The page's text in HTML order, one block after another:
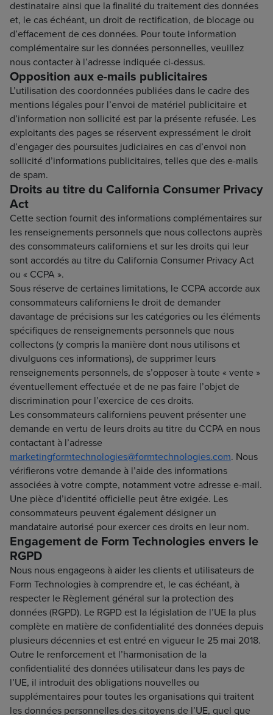
destinataire ainsi que la finalité du traitement des données
et, le cas échéant, un droit de rectification, de blocage ou
d’effacement de ces données. Pour toute information
complémentaire sur les données personnelles, veuillez
nous contacter à l’adresse indiquée ci-dessus.
Opposition aux e-mails publicitaires
L’utilisation des coordonnées publiées dans le cadre des
mentions légales pour l’envoi de matériel publicitaire et
d’information non sollicité est par la présente refusée. Les
exploitants des pages se réservent expressément le droit
d’engager des poursuites judiciaires en cas d’envoi non
sollicité d’informations publicitaires, telles que des e-mails
de spam.
Droits au titre du California Consumer Privacy
Act
Cette section fournit des informations complémentaires sur
les renseignements personnels que nous collectons auprès
des consommateurs californiens et sur les droits qui leur
sont accordés au titre du California Consumer Privacy Act
ou « CCPA ».
Sous réserve de certaines limitations, le CCPA accorde aux
consommateurs californiens le droit de demander
davantage de précisions sur les catégories ou les éléments
spécifiques de renseignements personnels que nous
collectons (y compris la manière dont nous utilisons et
divulguons ces informations), de supprimer leurs
renseignements personnels, de s’opposer à toute « vente »
éventuellement effectuée et de ne pas faire l’objet de
discrimination pour l’exercice de ces droits.
Les consommateurs californiens peuvent présenter une
demande en vertu de leurs droits au titre du CCPA en nous
contactant à l’adresse
marketingformtechnologies@formtechnologies.com. Nous
vérifierons votre demande à l’aide des informations
associées à votre compte, notamment votre adresse e-mail.
Une pièce d’identité officielle peut être exigée. Les
consommateurs peuvent également désigner un
mandataire autorisé pour exercer ces droits en leur nom.
Engagement de Form Technologies envers le
RGPD
Nous nous engageons à aider les clients et utilisateurs de
Form Technologies à comprendre et, le cas échéant, à
respecter le Règlement général sur la protection des
données (RGPD). Le RGPD est la législation de l’UE la plus
complète en matière de confidentialité des données depuis
plusieurs décennies et est entré en vigueur le 25 mai 2018.
Outre le renforcement et l’harmonisation de la
confidentialité des données utilisateur dans les pays de
l’UE, il introduit des obligations nouvelles ou
supplémentaires pour toutes les organisations qui traitent
les données personnelles des citoyens de l’UE, quel que